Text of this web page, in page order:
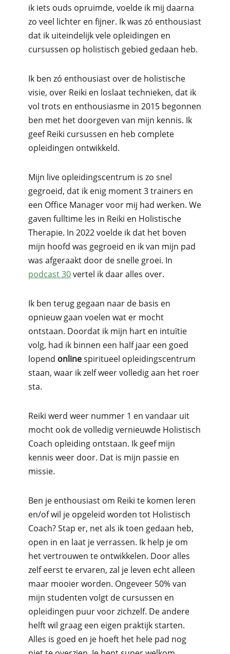
ik iets ouds opruimde, voelde ik mij daarna
zo veel lichter en fijner. Ik was zó enthousiast
dat ik uiteindelijk vele opleidingen en
cursussen op holistisch gebied gedaan heb.
Ik ben zó enthousiast over de holistische
visie, over Reiki en loslaat technieken, dat ik
vol trots en enthousiasme in 2015 begonnen
ben met het doorgeven van mijn kennis. Ik
geef Reiki cursussen en heb complete
opleidingen ontwikkeld.
Mijn live opleidingscentrum is zo snel
gegroeid, dat ik enig moment 3 trainers en
een Office Manager voor mij had werken. We
gaven fulltime les in Reiki en Holistische
Therapie. In 2022 voelde ik dat het boven
mijn hoofd was gegroeid en ik van mijn pad
was afgeraakt door de snelle groei. In
podcast 30vertel ik daar alles over.
Ik ben terug gegaan naar de basis en
opnieuw gaan voelen wat er mocht
ontstaan. Doordat ik mijn hart en intuïtie
volg, had ik binnen een half jaar een goed
lopend onlinespiritueel opleidingscentrum
staan, waar ik zelf weer volledig aan het roer
sta.
Reiki werd weer nummer 1 en vandaar uit
mocht ook de volledig vernieuwde Holistisch
Coach opleiding ontstaan. Ik geef mijn
kennis weer door. Dat is mijn passie en
missie.
Ben je enthousiast om Reiki te komen leren
en/of wil je opgeleid worden tot Holistisch
Coach? Stap er, net als ik toen gedaan heb,
open in en laat je verrassen. Ik help je om
het vertrouwen te ontwikkelen. Door alles
zelf eerst te ervaren, zal je leven echt alleen
maar mooier worden. Ongeveer 50% van
mijn studenten volgt de cursussen en
opleidingen puur voor zichzelf. De andere
helft wil graag een eigen praktijk starten.
Alles is goed en je hoeft het hele pad nog